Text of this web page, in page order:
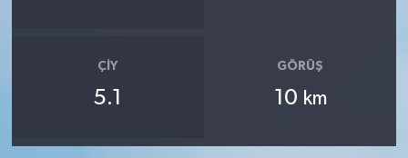
ÇIY
5.1
GÖRÜŞ
10 km